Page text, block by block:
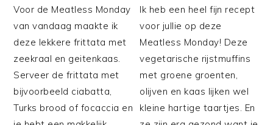
Voor de Meatless Monday
van vandaag maakte ik
deze lekkere frittata met
zeekraal en geitenkaas.
Serveer de frittata met
bijvoorbeeld ciabatta,
Turks brood of focaccia en
Ik heb een heel fijn recept
voor jullie op deze
Meatless Monday! Deze
vegetarische rijstmuffins
met groene groenten,
olijven en kaas lijken wel
kleine hartige taartjes. En